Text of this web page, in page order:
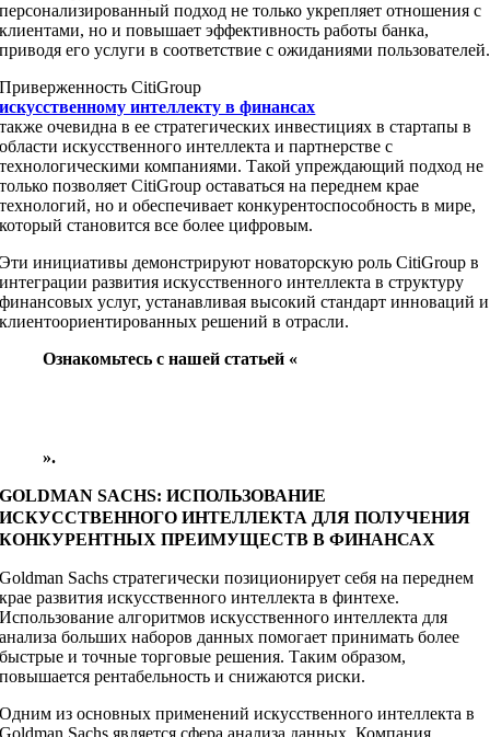
персонализированный подход не только укрепляет отношения с
клиентами, но и повышает эффективность работы банка,
приводя его услуги в соответствие с ожиданиями пользователей.
Приверженность CitiGroup
искусственному интеллекту в финансах
также очевидна в ее стратегических инвестициях в стартапы в
области искусственного интеллекта и партнерстве с
технологическими компаниями. Такой упреждающий подход не
только позволяет CitiGroup оставаться на переднем крае
технологий, но и обеспечивает конкурентоспособность в мире,
который становится все более цифровым.
Эти инициативы демонстрируют новаторскую роль CitiGroup в
интеграции развития искусственного интеллекта в структуру
финансовых услуг, устанавливая высокий стандарт инноваций и
клиентоориентированных решений в отрасли.
Ознакомьтесь с нашей статьей «
».
GOLDMAN SACHS: ИСПОЛЬЗОВАНИЕ
ИСКУССТВЕННОГО ИНТЕЛЛЕКТА ДЛЯ ПОЛУЧЕНИЯ
КОНКУРЕНТНЫХ ПРЕИМУЩЕСТВ В ФИНАНСАХ
Goldman Sachs стратегически позиционирует себя на переднем
крае развития искусственного интеллекта в финтехе.
Использование алгоритмов искусственного интеллекта для
анализа больших наборов данных помогает принимать более
быстрые и точные торговые решения. Таким образом,
повышается рентабельность и снижаются риски.
Одним из основных применений искусственного интеллекта в